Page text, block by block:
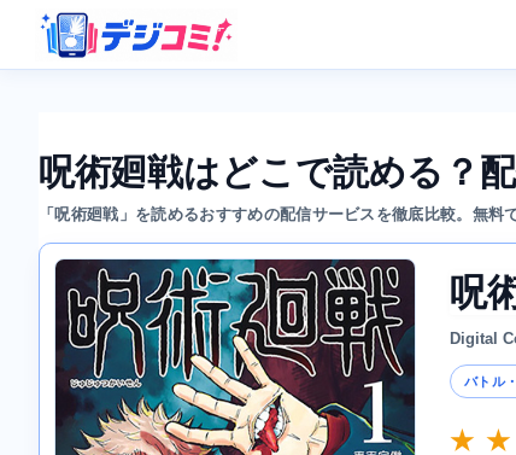
呪術廻戦はどこで読める？
「呪術廻戦」を読めるおすすめの配信サービスを徹底比較。無
呪
Digital
バトル
★ ★